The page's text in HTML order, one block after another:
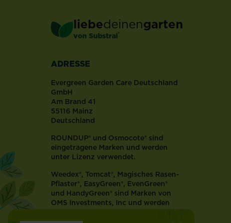
Die
Übeltäter
in
deine
Beete
und
machen
sich
über
deine
Pflanzen
und
her.
In
vielen
liebedeinengarten
von Substral®
ADRESSE
Evergreen Garden Care Deutschland
GmbH
Am Brand 41
55116 Mainz
Deutschland
ROUNDUP® und Osmocote® sind
eingetragene Marken und werden
unter Lizenz verwendet.
Weedex®, Tomcat®, Magisches Rasen-
Pflaster®, EasyGreen®, EvenGreen®
und HandyGreen® sind Marken von
OMS Investments, Inc und werden